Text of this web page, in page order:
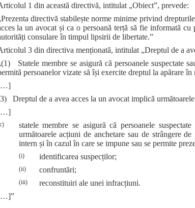
1 din această directivă, intitulat „Obiect”, prevede:
directivă stabilește norme minime privind
la un avocat și ca o persoană terță să fie informată
consulare în timpul lipsirii de libertate.”
3 din directiva menționată, intitulat „Dreptul de a
Statele membre se asigură că persoanele suspectate
persoanelor vizate să își exercite dreptul la apărare
Dreptul de a avea acces la un avocat implică
statele membre se asigură că persoanele
următoarele acțiuni de anchetare sau de strângere
intern și în cazul în care se impune sau se permite
(i) identificarea suspecților;
(ii) confruntări;
(iii)
reconstituiri ale unei infracțiuni.